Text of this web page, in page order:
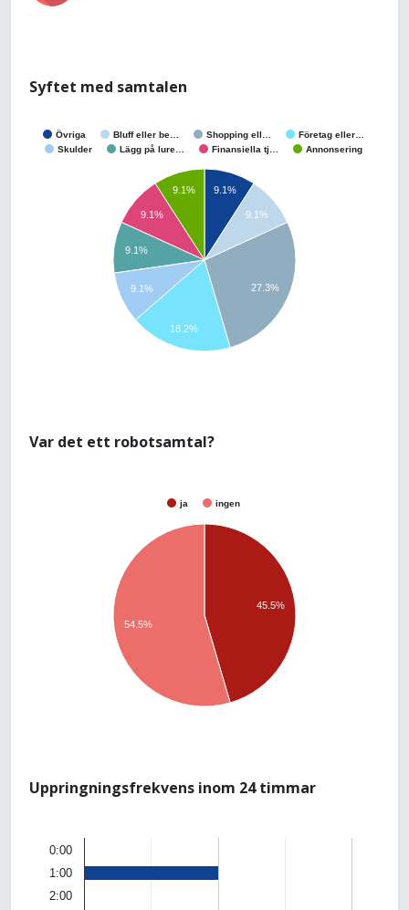
Syftet med samtalen
Övriga Bluff eller be… Shopping ell…
Företag eller…
Skulder
Lägg på lure… Finansiella tj… Annonsering
9.1%
9.1%
27.3%
9.1%
9.1%
9.1%
9.1%
18.2%
Var det ett robotsamtal?
ja ingen
45.5%
54.5%
Uppringningsfrekvens inom 24 timmar
0:00
1:00
2:00